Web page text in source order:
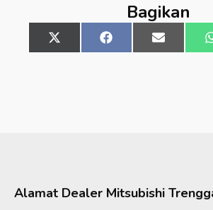
Bagikan
Share
on
X
(Twitter)
Share
on
FacebookShare
on
Email
Alamat Dealer Mitsubishi